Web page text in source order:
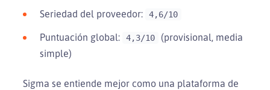
Seriedad del proveedor: 4,6/10
Puntuación global: 4,3/10
(provisional, media
simple)
Sigma se entiende mejor como una plataforma de